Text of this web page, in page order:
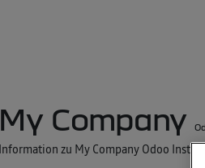
My Company
Information zu My Company Odoo